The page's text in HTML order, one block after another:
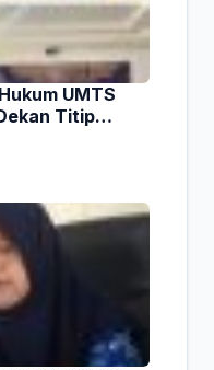
UMTS
Titip